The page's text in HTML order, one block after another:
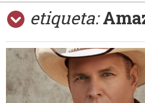
etiqueta: